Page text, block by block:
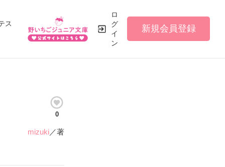
ス
ロ
グ
イ
ン
新規会員登録
0
mizuki／著